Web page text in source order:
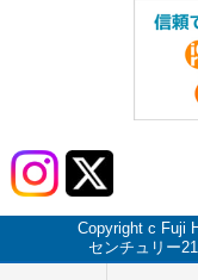
Copyright c Fuji
センチュリー